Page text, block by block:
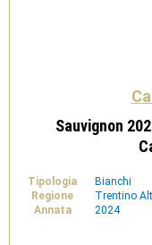
Sauvignon
Tipologia
Bianchi
Regione
Trentino
Annata
2024